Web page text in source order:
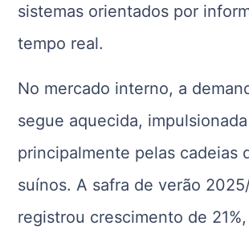
sistemas orientados por
tempo real.
No mercado interno, a
segue aquecida, impulsionada
principalmente pelas cadeias
suínos. A safra de verão
registrou crescimento de 21%,